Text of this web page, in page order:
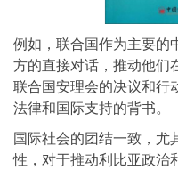
例如，联合国作为主要的
方的直接对话，推动他们
联合国安理会的决议和行
法律和国际支持的背书。
国际社会的团结一致，尤
性，对于推动利比亚政治